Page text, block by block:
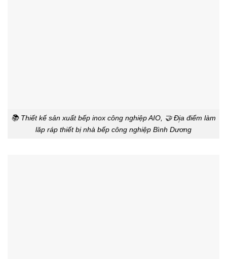
📚 Thiết kế sản xuất bếp inox công nghiệp AIO, 🤝 Đị̣a điểm làm
lăp ráp thiết bị nhà bếp công nghiệp Bình Dương